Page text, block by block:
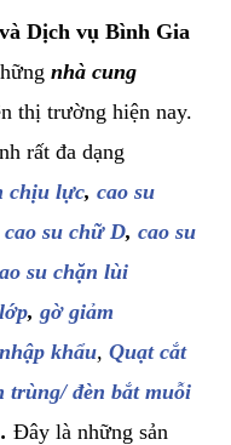
Dịch vụ Bình Gia
nhà cung
thị trường hiện nay.
rất đa dạng
chịu lực, cao su
cao su chữ D, cao su
su chặn lùi
, gờ giảm
khẩu, Quạt cắt
trùng/ đèn bắt muỗi
Đây là những sản